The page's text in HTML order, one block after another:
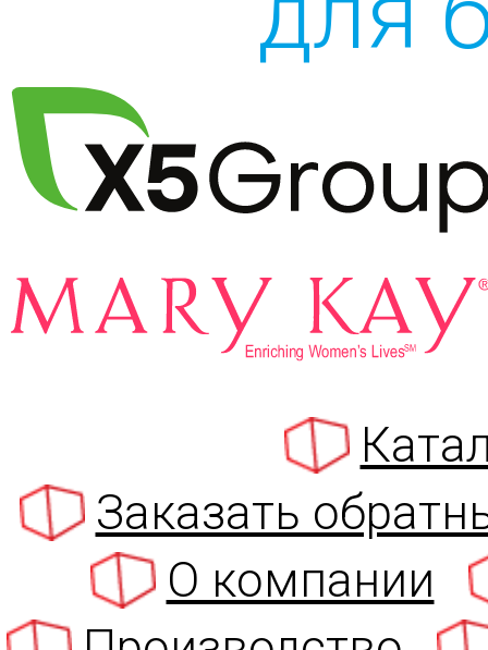
Заказать
О компании